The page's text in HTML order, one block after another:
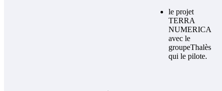
le projet
TERRA
NUMERICA
avec le
groupeThalès
qui le pilote.